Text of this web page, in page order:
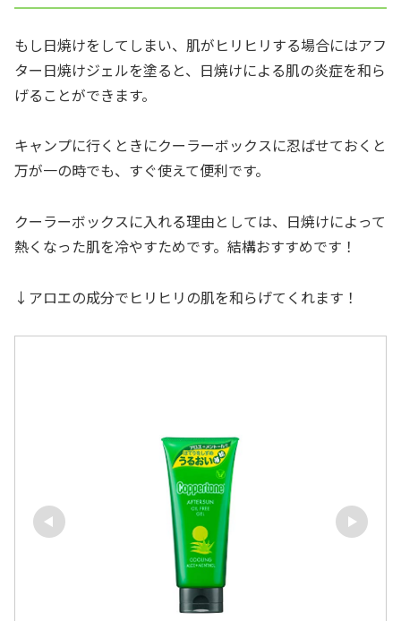
もし日焼けをしてしまい、肌がヒリヒリする場合にはアフ
ター日焼けジェルを塗ると、日焼けによる肌の炎症を和ら
げることができます。
キャンプに行くときにクーラーボックスに忍ばせておくと
万が一の時でも、すぐ使えて便利です。
クーラーボックスに入れる理由としては、日焼けによって
熱くなった肌を冷やすためです。結構おすすめです！
↓アロエの成分でヒリヒリの肌を和らげてくれます！